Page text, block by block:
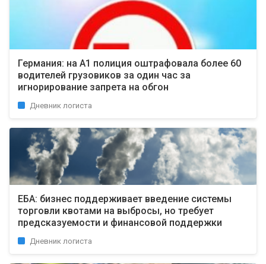
Германия: на А1 полиция оштрафовала более 60
водителей грузовиков за один час за
игнорирование запрета на обгон
Дневник логиста
ЕБА: бизнес поддерживает введение системы
торговли квотами на выбросы, но требует
предсказуемости и финансовой поддержки
Дневник логиста